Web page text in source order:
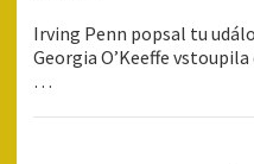
Irving Penn popsal tu
Georgia O’Keeffe
…